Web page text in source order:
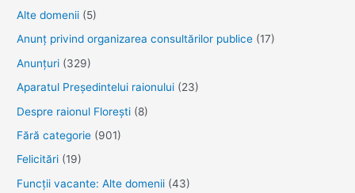
Alte domenii (5)
Anunţ privind organizarea consultărilor publice (17)
Anunţuri (329)
Aparatul Preşedintelui raionului (23)
Despre raionul Floreşti (8)
Fără categorie (901)
Felicitări (19)
Funcţii vacante: Alte domenii (43)